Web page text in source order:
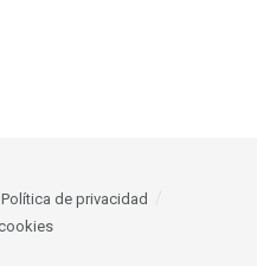
Política de privacidad